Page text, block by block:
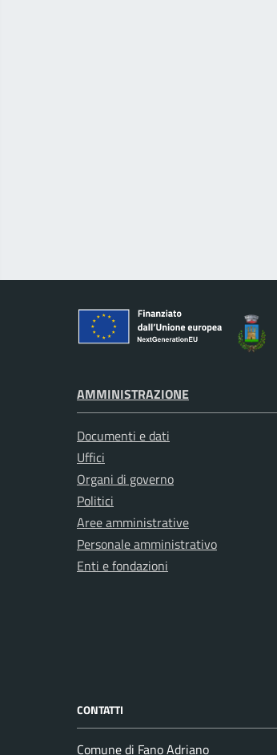
AMMINISTRAZIONE
Documenti e dati
Uffici
Organi di governo
Politici
Aree amministrative
Personale amministrativo
Enti e fondazioni
CONTATTI
Comune di Fano Adriano